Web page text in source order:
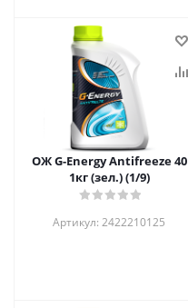
ОЖ G-Energy Antifreeze 40
1кг (зел.) (1/9)
Артикул: 2422210125